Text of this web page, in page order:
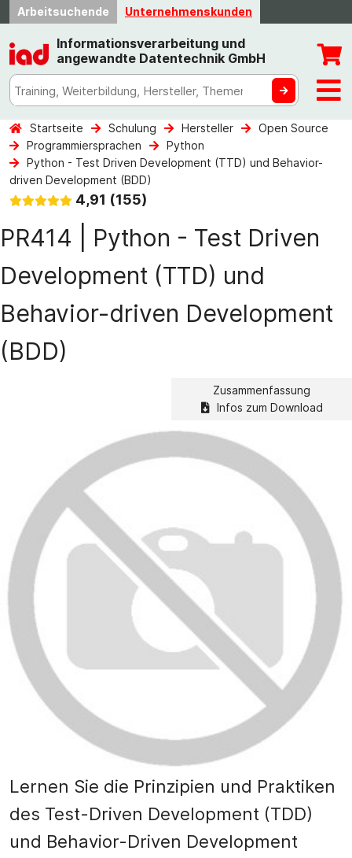
Arbeitsuchende Unternehmenskunden
Informationsverarbeitung und
angewandte Datentechnik GmbH
Startseite Schulung Hersteller
Open Source
Programmiersprachen
Python
Python - Test Driven Development (TTD) und Behavior-
driven Development (BDD)
4,91 (155)
PR414 | Python - Test Driven
Development (TTD) und
Behavior-driven Development
(BDD)
Zusammenfassung
Infos zum Download
Lernen Sie die Prinzipien und Praktiken
des Test-Driven Development (TDD)
und Behavior-Driven Development